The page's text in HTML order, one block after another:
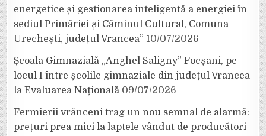
energetice și gestionarea inteligentă a energiei în
sediul Primăriei și Căminul Cultural, Comuna
Urechești, județul Vrancea” 10/07/2026
Școala Gimnazială „Anghel Saligny” Focșani, pe
locul I între școlile gimnaziale din județul Vrancea
la Evaluarea Națională 09/07/2026
Fermierii vrânceni trag un nou semnal de alarmă:
prețuri prea mici la laptele vândut de producători